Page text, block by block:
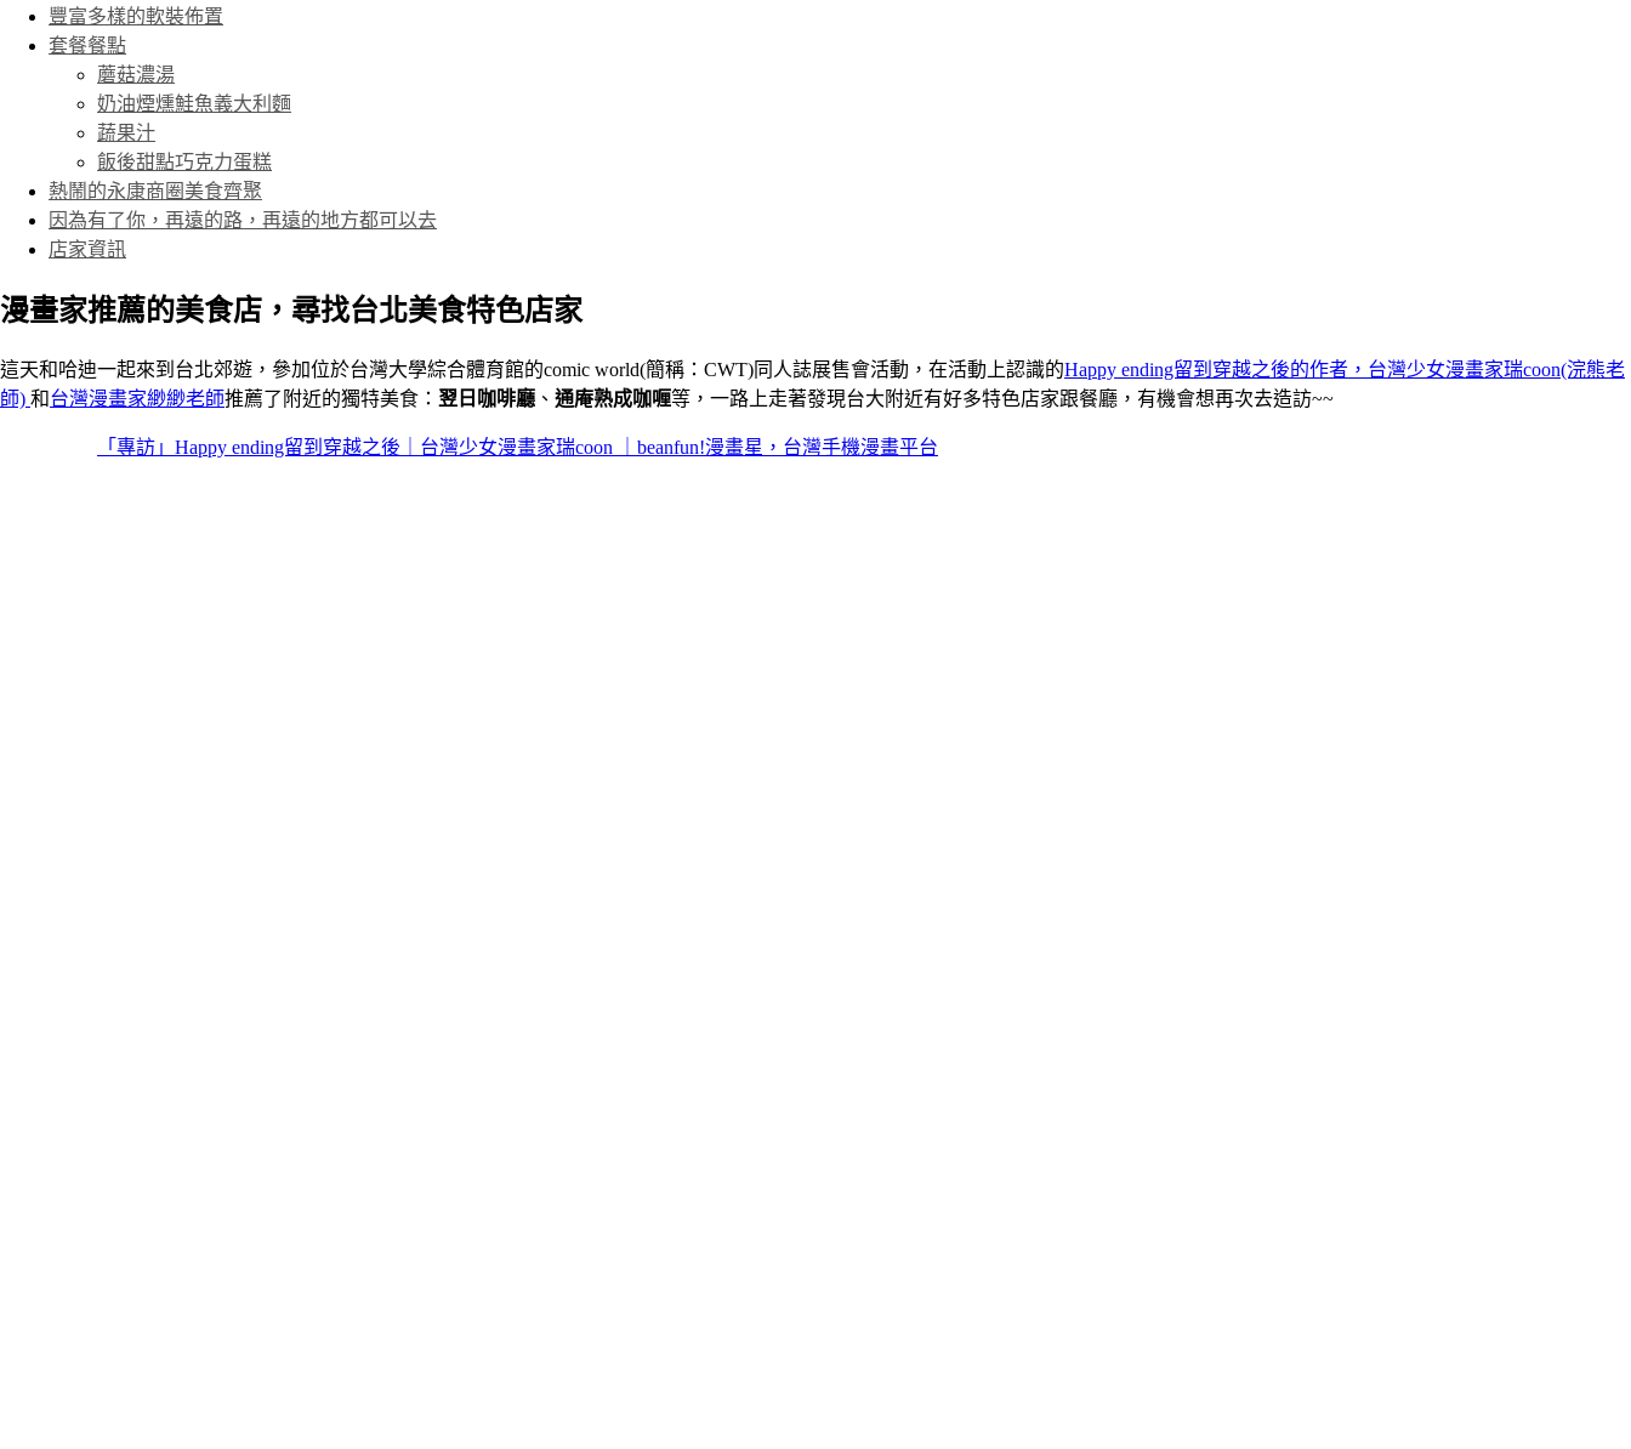
豐富多樣的軟裝佈置
套餐餐點
蘑菇濃湯
奶油煙燻鮭魚義大利麵
蔬果汁
飯後甜點巧克力蛋糕
熱鬧的永康商圈美食齊聚
因為有了你，再遠的路，再遠的地方都可以去
店家資訊
漫畫家推薦的美食店，尋找台北美食特色店家
這天和哈迪一起來到台北郊遊，參加位於台灣大學綜合體育館的comic world(簡稱：CWT)同人誌展售會活動，在活動上認識的Happy ending留到穿越之後的作者，台灣少女漫畫家瑞coon(浣熊老
師) 和台灣漫畫家緲緲老師推薦了附近的獨特美食： 翌日咖啡廳 、 通庵熟成咖喱等，一路上走著發現台大附近有好多特色店家跟餐廳，有機會想再次去造訪~~
「專訪」Happy ending留到穿越之後｜台灣少女漫畫家瑞coon ｜beanfun!漫畫星，台灣手機漫畫平台